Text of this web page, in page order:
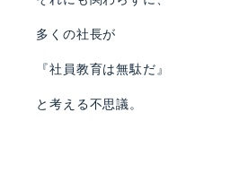
多くの社長が
『社員教育は無駄だ』
と考える不思議。